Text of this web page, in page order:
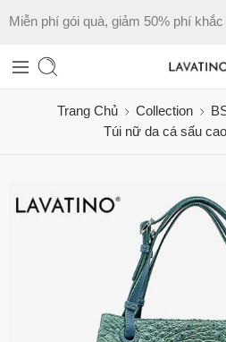
Miễn phí gói quà, giảm 50% phí
Trang Chủ Collection
Túi nữ da cá sấu